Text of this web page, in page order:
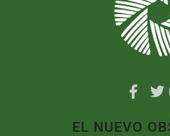
EL NUEVO